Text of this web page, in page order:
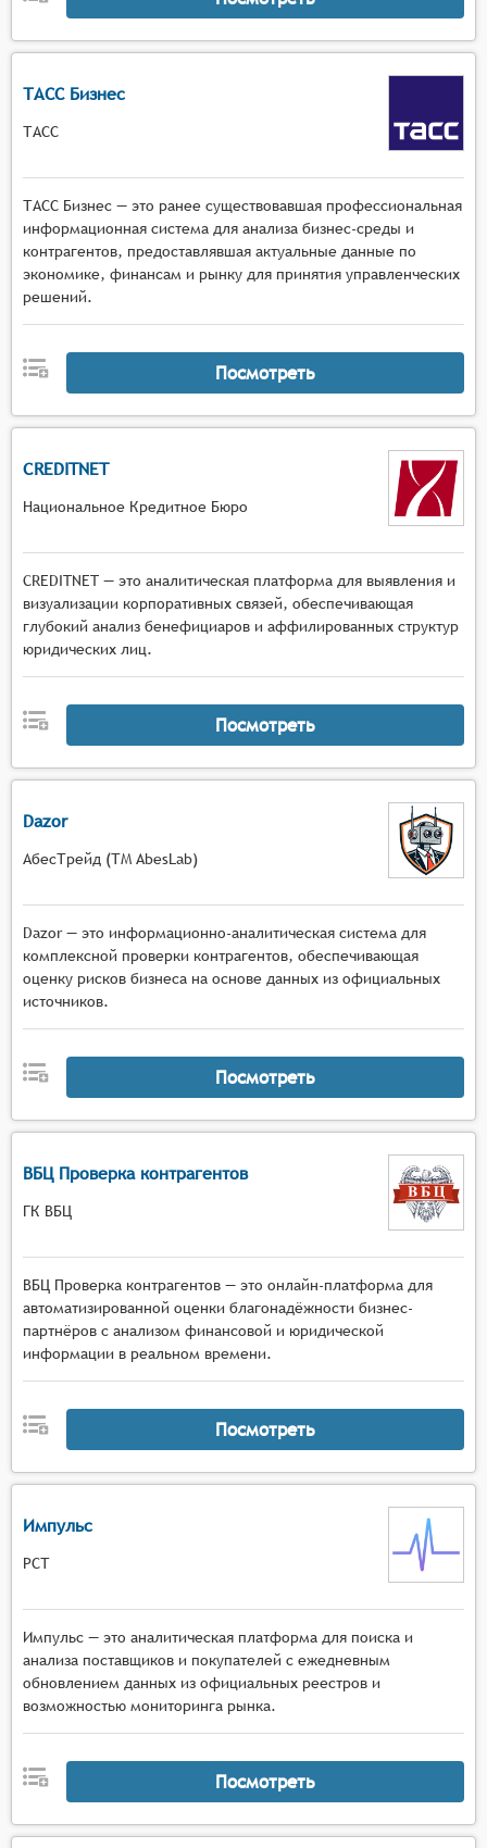
ТАСС Бизнес
ТАСС
ТАСС Бизнес — это ранее существовавшая профессиональная
информационная система для анализа бизнес-среды и
контрагентов, предоставлявшая актуальные данные по
экономике, финансам и рынку для принятия управленческих
решений.
Посмотреть
CREDITNET
Национальное Кредитное Бюро
CREDITNET — это аналитическая платформа для выявления и
визуализации корпоративных связей, обеспечивающая
глубокий анализ бенефициаров и аффилированных структур
юридических лиц.
Посмотреть
Dazor
АбесТрейд (ТМ AbesLab)
Dazor — это информационно-аналитическая система для
комплексной проверки контрагентов, обеспечивающая
оценку рисков бизнеса на основе данных из официальных
источников.
Посмотреть
ВБЦ Проверка контрагентов
ГК ВБЦ
ВБЦ Проверка контрагентов — это онлайн-платформа для
автоматизированной оценки благонадёжности бизнес-
партнёров с анализом финансовой и юридической
информации в реальном времени.
Посмотреть
Импульс
РСТ
Импульс — это аналитическая платформа для поиска и
анализа поставщиков и покупателей с ежедневным
обновлением данных из официальных реестров и
возможностью мониторинга рынка.
Посмотреть